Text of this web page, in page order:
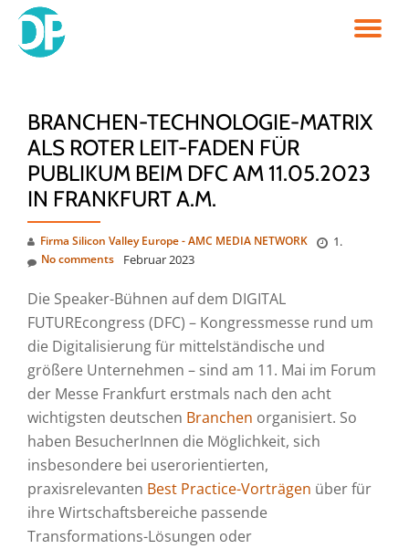
Skip
BRANCHEN-TECHNOLOGIE-MATRIX
ALS ROTER LEIT-FADEN FÜR
PUBLIKUM BEIM DFC AM 11.05.2023
IN FRANKFURT A.M.
Firma Silicon Valley Europe - AMC MEDIA NETWORK
1.
Februar 2023
No comments
Die Speaker-Bühnen auf dem DIGITAL
FUTUREcongress (DFC) – Kongressmesse rund um
die Digitalisierung für mittelständische und
größere Unternehmen – sind am 11. Mai im Forum
der Messe Frankfurt erstmals nach den acht
wichtigsten deutschen Branchen organisiert. So
haben BesucherInnen die Möglichkeit, sich
insbesondere bei userorientierten,
praxisrelevanten Best Practice-Vorträgen über für
ihre Wirtschaftsbereiche passende
Transformations-Lösungen oder